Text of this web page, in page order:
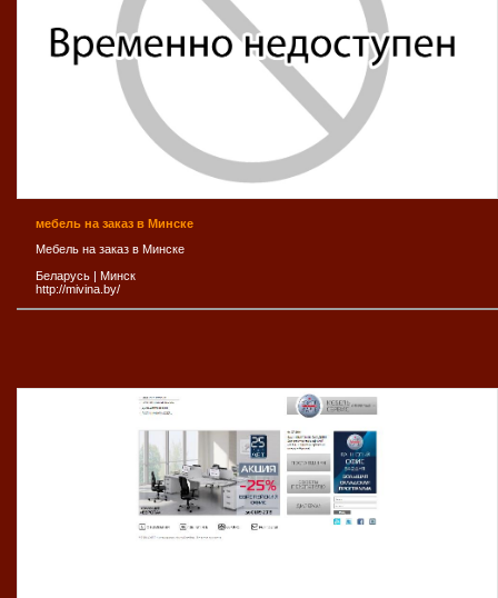
мебель на заказ в Минске
Мебель на заказ в Минске
Беларусь | Минск
http://mivina.by/